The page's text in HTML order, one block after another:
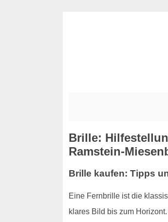
Brille:
Ramstein-
Brille kaufen: Tipps
Eine Fernbrille ist die
klares Bild bis zum